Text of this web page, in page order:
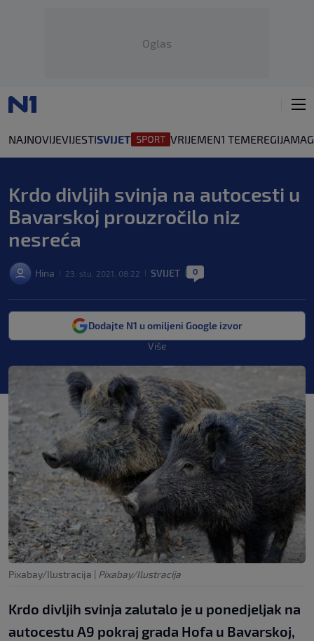
Oglas
NAJNOVIJEVIJESTISVIJET VRIJEMEN1 TEMEREGIJA
Krdo divljih svinja na autocesti u
Bavarskoj prouzročilo niz
nesreća
Hina 23. stu. 2021. 08:22 SVIJET 0
Dodajte N1 u omiljeni Google izvor
Više
Pixabay/Ilustracija | Pixabay/Ilustracija
Krdo divljih svinja zalutalo je u ponedjeljak na
autocestu A9 pokraj grada Hofa u Bavarskoj,